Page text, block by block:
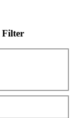
Filter